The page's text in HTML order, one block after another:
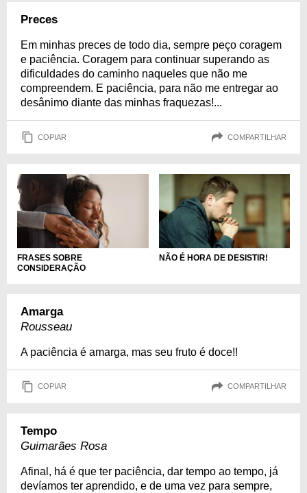
Preces
Em minhas preces de todo dia, sempre peço coragem
e paciência. Coragem para continuar superando as
dificuldades do caminho naqueles que não me
compreendem. E paciência, para não me entregar ao
desânimo diante das minhas fraquezas!...
COPIAR COMPARTILHAR
FRASES SOBRE
CONSIDERAÇÃO
NÃO É HORA DE DESISTIR!
Amarga
Rousseau
A paciência é amarga, mas seu fruto é doce!!
COPIAR COMPARTILHAR
Tempo
Guimarães Rosa
Afinal, há é que ter paciência, dar tempo ao tempo, já
devíamos ter aprendido, e de uma vez para sempre,